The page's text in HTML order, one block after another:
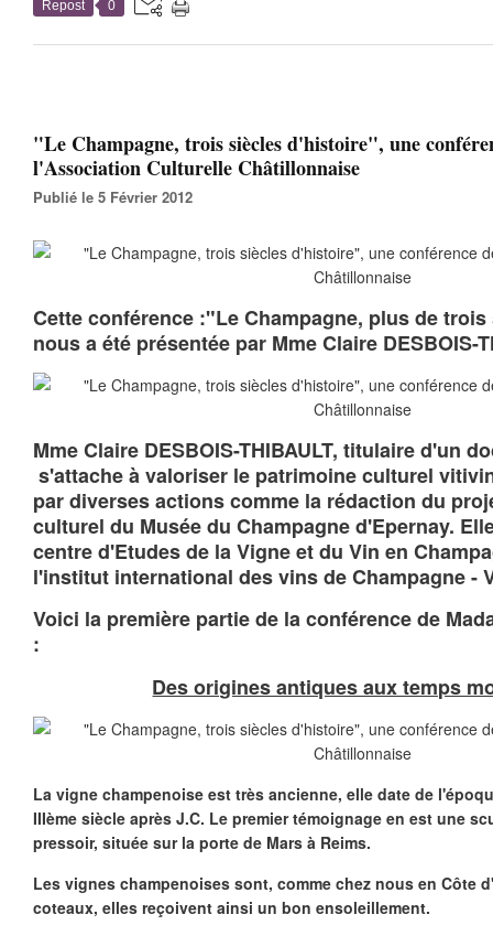
Repost 0
"Le Champagne, trois siècles d'histoire", une
l'Association Culturelle Châtillonnaise
Publié le 5 Février 2012
Cette conférence :"Le Champagne, plus de
nous a été présentée par Mme Claire DESBOIS-
Mme Claire DESBOIS-THIBAULT, titulaire d'un
s'attache à valoriser le patrimoine culturel
par diverses actions comme la rédaction du
culturel du Musée du Champagne d'Epernay.
centre d'Etudes de la Vigne et du Vin en
l'institut international des vins de Champagne -
Voici la première partie de la conférence de
:
Des origines antiques aux temps
La vigne champenoise est très ancienne, elle date de
IIIème siècle après J.C. Le premier témoignage en est une
pressoir, située sur la porte de Mars à Reims.
Les vignes champenoises sont, comme chez nous en Côte
coteaux, elles reçoivent ainsi un bon ensoleillement.